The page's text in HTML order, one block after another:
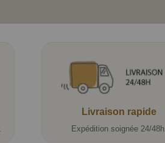
Livraison rapide
Expédition soignée 24/48h.